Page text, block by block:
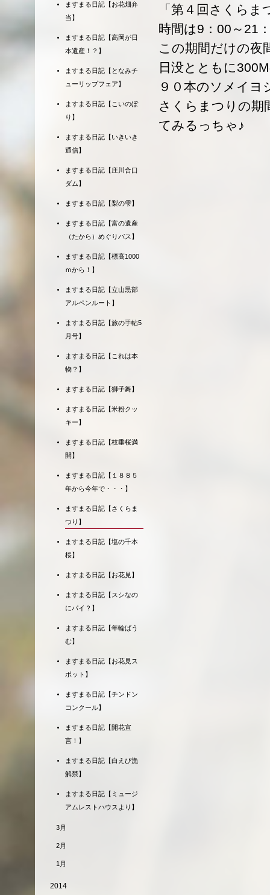
「第４回さくら
時間は9：00～21
この期間だけの夜
日没とともに
９０本のソメイ
さくらまつりの期
てみるっちゃ♪
ますまる日記【お花畑弁
当】
ますまる日記【高岡が日
本遺産！？】
ますまる日記【となみチ
ューリップフェア】
ますまる日記【こいのぼ
り】
ますまる日記【いきいき
通信】
ますまる日記【庄川合口
ダム】
ますまる日記【梨の雫】
ますまる日記【富の遺産
（たから）めぐりバス】
ますまる日記【標高1000
ｍから！】
ますまる日記【立山黒部
アルペンルート】
ますまる日記【旅の手帖5
月号】
ますまる日記【これは本
物？】
ますまる日記【獅子舞】
ますまる日記【米粉クッ
キー】
ますまる日記【枝垂桜満
開】
ますまる日記【１８８５
年から今年で・・・】
ますまる日記【さくらま
つり】
ますまる日記【塩の千本
桜】
ますまる日記【お花見】
ますまる日記【スシなの
にパイ？】
ますまる日記【年輪ばう
む】
ますまる日記【お花見ス
ポット】
ますまる日記【チンドン
コンクール】
ますまる日記【開花宣
言！】
ますまる日記【白えび漁
解禁】
ますまる日記【ミュージ
アムレストハウスより】
3月
2月
1月
2014